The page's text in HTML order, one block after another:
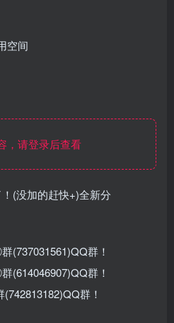
空间
，请登录后查看
(没加的赶快+)全新分
(737031561)QQ群！
(614046907)QQ群！
群！